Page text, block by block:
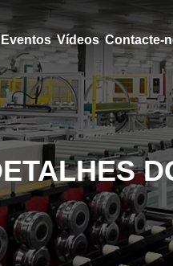
Eventos Vídeos Contacte-